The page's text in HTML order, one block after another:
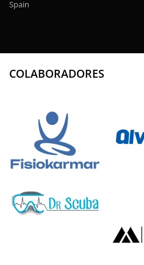
Spain
COLABORADORES